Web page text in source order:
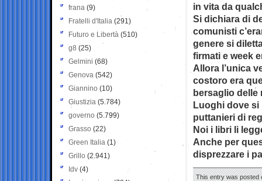
in vita da
Si dichiara di
comunisti
genere si
firmati e week
Allora l’unica
costoro era
bersaglio delle
Luoghi dove si
puttanieri di
Noi i libri li
Anche per
disprezzare i
This entry was posted
frana (9)
Fratelli d'Italia (291)
Futuro e Libertà (510)
g8 (25)
Gelmini (68)
Genova (542)
Giannino (10)
Giustizia (5.784)
governo (5.799)
Grasso (22)
Green Italia (1)
Grillo (2.941)
Idv (4)